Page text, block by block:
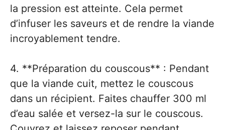
la pression est atteinte. Cela permet
d’infuser les saveurs et de rendre la viande
incroyablement tendre.
4. **Préparation du couscous** : Pendant
que la viande cuit, mettez le couscous
dans un récipient. Faites chauffer 300 ml
d’eau salée et versez-la sur le couscous.